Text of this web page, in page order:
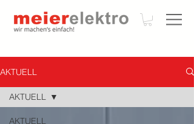
AKTUELL
AKTUELL
AKTUELL